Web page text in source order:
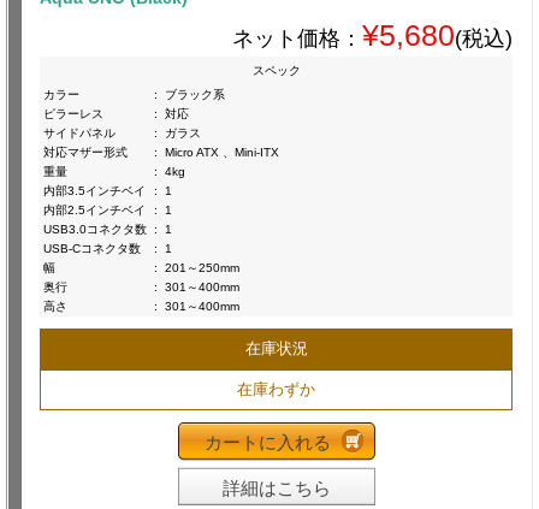
ネット価格： ¥5,680(税込)
スペック
カラー
:
ブラック系
ピラーレス
:
対応
サイドパネル
:
ガラス
対応マザー形式
:
Micro ATX 、Mini-ITX
重量
:
4kg
内部3.5インチベイ
:
1
内部2.5インチベイ
:
1
USB3.0コネクタ数 :
1
USB-Cコネクタ数
:
1
幅
:
201～250mm
奥行
:
301～400mm
高さ
: 301～400mm
在庫状況
在庫わずか
カートに入れる
詳細はこちら